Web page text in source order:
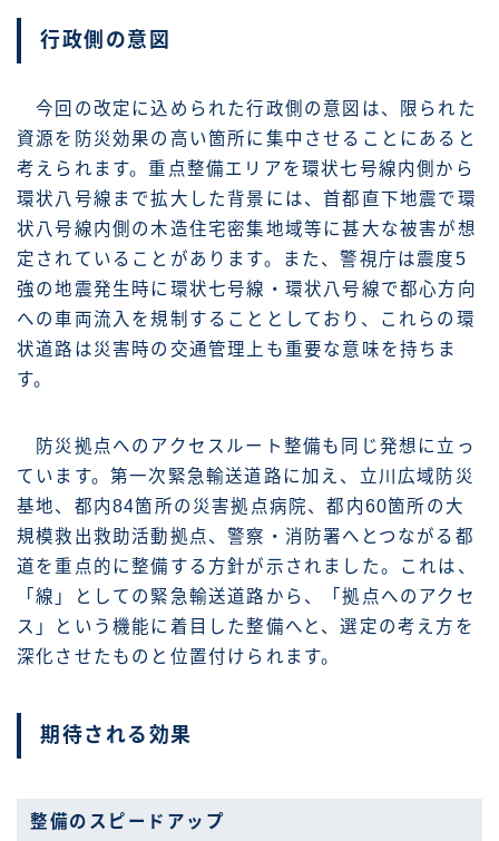
行政側の意図
今回の改定に込められた行政側の意図は、限られた
資源を防災効果の高い箇所に集中させることにあると
考えられます。重点整備エリアを環状七号線内側から
環状八号線まで拡大した背景には、首都直下地震で環
状八号線内側の木造住宅密集地域等に甚大な被害が想
定されていることがあります。また、警視庁は震度5
強の地震発生時に環状七号線・環状八号線で都心方向
への車両流入を規制することとしており、これらの環
状道路は災害時の交通管理上も重要な意味を持ちま
す。
防災拠点へのアクセスルート整備も同じ発想に立っ
ています。第一次緊急輸送道路に加え、立川広域防災
基地、都内84箇所の災害拠点病院、都内60箇所の大
規模救出救助活動拠点、警察・消防署へとつながる都
道を重点的に整備する方針が示されました。これは、
「線」としての緊急輸送道路から、「拠点へのアクセ
ス」という機能に着目した整備へと、選定の考え方を
深化させたものと位置付けられます。
期待される効果
整備のスピードアップ